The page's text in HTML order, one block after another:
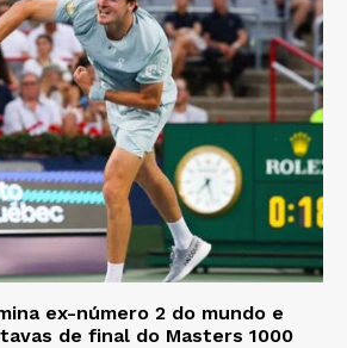
ex-número 2 do mundo e
de final do Masters 1000